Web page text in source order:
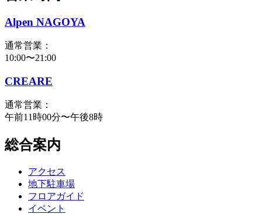
Alpen NAGOYA
通常営業：
10:00〜21:00
CREARE
通常営業：
午前11時00分〜午後8時
総合案内
アクセス
地下駐車場
フロアガイド
イベント